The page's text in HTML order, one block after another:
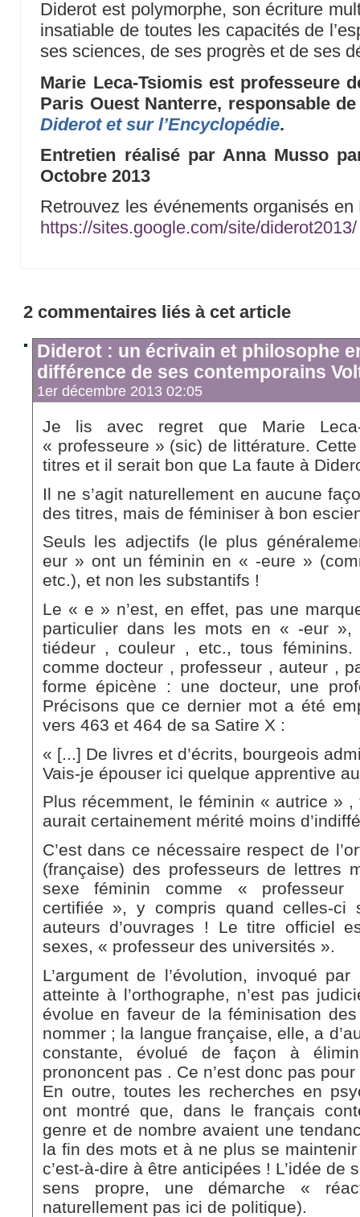
Diderot est polymorphe, son écriture
insatiable de toutes les capacités de
ses sciences, de ses progrès et de ses
Marie Leca-Tsiomis est professeure
Paris Ouest Nanterre, responsable
Diderot et sur l’Encyclopédie.
Entretien réalisé par Anna Musso
Octobre 2013
Retrouvez les événements organisés
https://sites.google.com/site/diderot2013/
2 commentaires liés à cet article
Diderot : un écrivain et philosophe
différence de ses contemporains
1er décembre 2013 02:05
Je lis avec regret que Marie
« professeure » (sic) de littérature.
titres et il serait bon que La faute à
Il ne s’agit naturellement en aucune
des titres, mais de féminiser à bon
Seuls les adjectifs (le plus
eur » ont un féminin en « -eure »
etc.), et non les substantifs !
Le « e » n’est, en effet, pas une
particulier dans les mots en « -eur
tiédeur , couleur , etc., tous
comme docteur , professeur , auteur ,
forme épicène : une docteur, une
Précisons que ce dernier mot a été
vers 463 et 464 de sa Satire X :
« [...] De livres et d’écrits, bourgeois
Vais-je épouser ici quelque apprentive
Plus récemment, le féminin « autrice »
aurait certainement mérité moins
C’est dans ce nécessaire respect de
(française) des professeurs de lettres
sexe féminin comme « professeur
certifiée », y compris quand celles-ci
auteurs d’ouvrages ! Le titre officiel
sexes, « professeur des universités ».
L’argument de l’évolution, invoqué
atteinte à l’orthographe, n’est pas
évolue en faveur de la féminisation
nommer ; la langue française, elle, a
constante, évolué de façon à
prononcent pas . Ce n’est donc pas
En outre, toutes les recherches en
ont montré que, dans le français
genre et de nombre avaient une
la fin des mots et à ne plus se
c’est-à-dire à être anticipées ! L’idée de
sens propre, une démarche «
naturellement pas ici de politique).